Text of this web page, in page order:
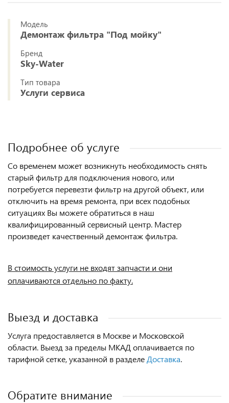
Модель
Демонтаж фильтра "Под мойку"
Бренд
Sky-Water
Тип товара
Услуги сервиса
Подробнее об услуге
Со временем может возникнуть необходимость снять
старый фильтр для подключения нового, или
потребуется перевезти фильтр на другой объект, или
отключить на время ремонта, при всех подобных
ситуациях Вы можете обратиться в наш
квалифицированный сервисный центр. Мастер
произведет качественный демонтаж фильтра.
В стоимость услуги не входят запчасти и они
оплачиваются отдельно по факту.
Выезд и доставка
Услуга предоставляется в Москве и Московской
области. Выезд за пределы МКАД оплачивается по
тарифной сетке, указанной в разделе Доставка.
Обратите внимание